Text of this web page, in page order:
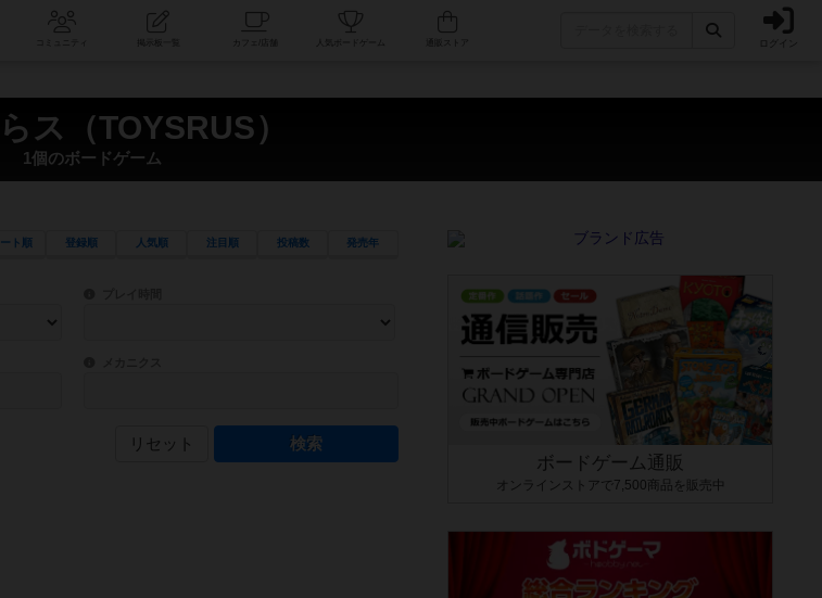
コミュニティ 人気ボードゲーム ログイン
ス（TOYSRUS）
1個のボードゲーム
ート順 登録順 人気順 注目順 投稿数 発売年
目安となる所要時間を指定することができます。マニュアルを読む時間や参加者へのルール説明時間は含まれていないため、初めて
指定することができます。直感的にゲームシステムを理解できるよう、中世ファンタジー・クッキング・海賊同士の対決など、ゲームコンセプトを絞
ゲーム性を構成するコアシステムです。主にボードゲームに慣れている方向けの絞込機能です。例えば「ダイスロール」はランダ
リセット
ボードゲーム通販
オンラインストアで7,500商品を販売中